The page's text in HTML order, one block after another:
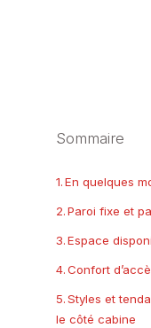
Sommaire
En quelques
Paroi fixe et
Espace
Confort
Styles et
le côté cabine